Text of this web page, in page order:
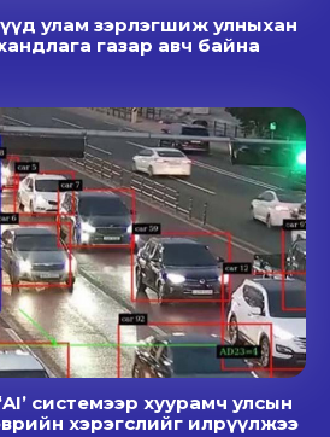
улам зэрлэгшиж улныхан
газар авч байна
системээр хуурамч улсын
хэрэгслийг илрүүлжээ